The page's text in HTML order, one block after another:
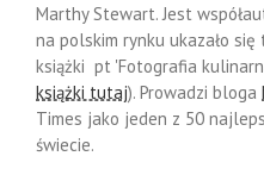
Marthy Stewart. Jest
na polskim rynku ukazało
książki pt 'Fotografia
książki tutaj). Prowadzi bloga
Times jako jeden z 50
świecie.